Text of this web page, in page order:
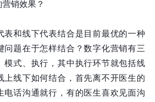
销效果？
表和线下代表结合是目前最优的一种
问题在于怎样结合？数字化营销有三
模式、执行，其中执行环节就包括线
上线下如何结合，首先离不开医生的
电话沟通就行，有的医生喜欢见面沟